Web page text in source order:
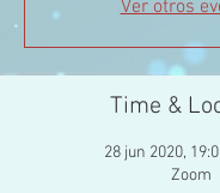
Ver otros
Time &
28 jun 2020,
Zoom